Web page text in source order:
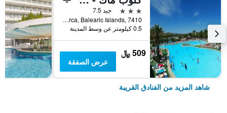
3 نجوم
جيد 7.5
Avenida Tucán, Alcudia, Port d'Alcudia, Mallorca, Balearic Islands, 7410, الكوديا, مالوركا, أسبانيا
0.5 كيلومتر عن وسط المدينة
509 ﷼
عرض الصفقة
شاهد المزيد من الفنادق القريبة